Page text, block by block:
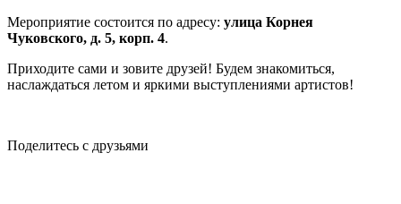
Мероприятие состоится по адресу: улица Корнея
Чуковского, д. 5, корп. 4.
Приходите сами и зовите друзей! Будем знакомиться,
наслаждаться летом и яркими выступлениями артистов!
Поделитесь с друзьями